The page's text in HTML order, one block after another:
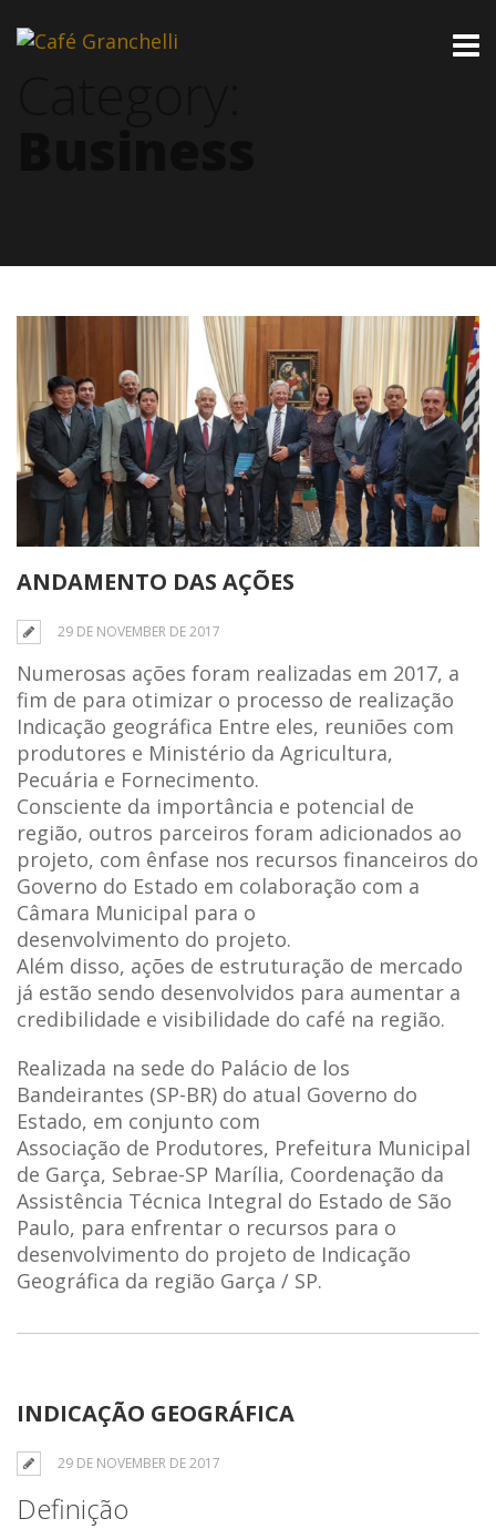
ANDAMENTO DAS AÇÕES
29 DE NOVEMBER DE 2017
Numerosas ações foram realizadas em 2017, a
fim de para otimizar o processo de realização
Indicação geográfica Entre eles, reuniões com
produtores e Ministério da Agricultura,
Pecuária e Fornecimento.
Consciente da importância e potencial de
região, outros parceiros foram adicionados ao
projeto, com ênfase nos recursos financeiros do
Governo do Estado em colaboração com a
Câmara Municipal para o
desenvolvimento do projeto.
Além disso, ações de estruturação de mercado
já estão sendo desenvolvidos para aumentar a
credibilidade e visibilidade do café na região.
Realizada na sede do Palácio de los
Bandeirantes (SP-BR) do atual Governo do
Estado, em conjunto com
Associação de Produtores, Prefeitura Municipal
de Garça, Sebrae-SP Marília, Coordenação da
Assistência Técnica Integral do Estado de São
Paulo, para enfrentar o recursos para o
desenvolvimento do projeto de Indicação
Geográfica da região Garça / SP.
INDICAÇÃO GEOGRÁFICA
29 DE NOVEMBER DE 2017
Definição